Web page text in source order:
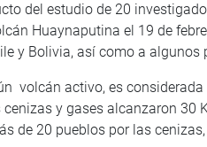
del estudio de 20
Huaynaputina el 19 de
y Bolivia, así como a algunos
volcán activo, es
y gases alcanzaron
de 20 pueblos por las